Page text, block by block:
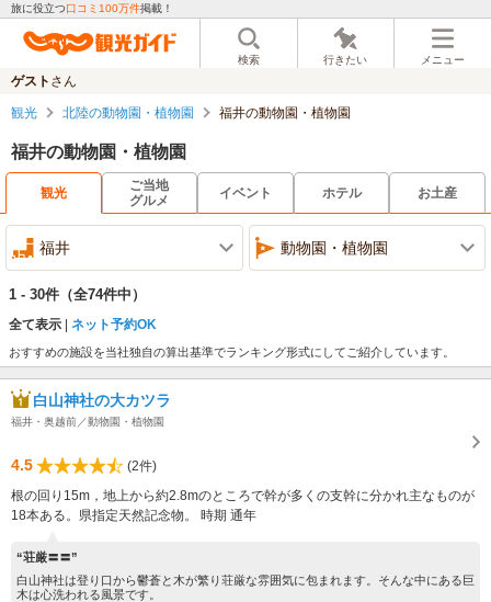
旅に役立つ口コミ100万件掲載！
検索 行きたい メニュー
ゲスト さん
観光 北陸の動物園・植物園 福井の動物園・植物園
福井の動物園・植物園
観光
ご当地
グルメ
イベント ホテル お土産
福井 動物園・植物園
1 - 30件 （全74件中）
全て表示 ネット予約OK
おすすめの施設を当社独自の算出基準でランキング形式にしてご紹介しています。
白山神社の大カツラ
福井・奥越前／動物園・植物園
4.5
(2件)
根の回り15m，地上から約2.8mのところで幹が多くの支幹に分かれ主なものが
18本ある。県指定天然記念物。 時期 通年
“荘厳〓〓”
白山神社は登り口から鬱蒼と木が繁り荘厳な雰囲気に包まれます。そんな中にある巨
木は心洗われる風景です。